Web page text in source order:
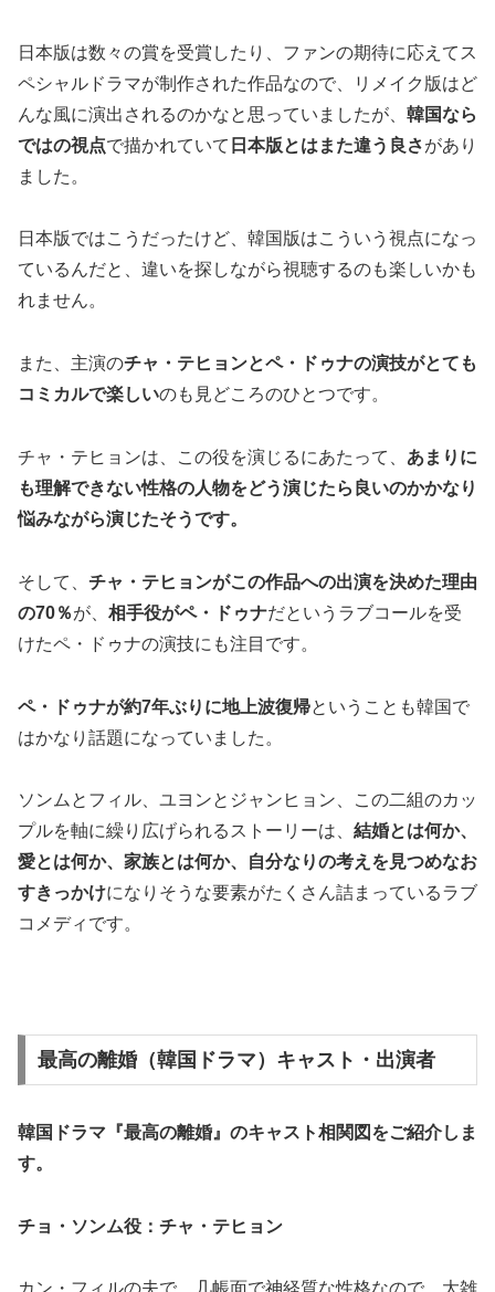
日本版は数々の賞を受賞したり、ファンの期待に応えてス
ペシャルドラマが制作された作品なので、リメイク版はど
んな風に演出されるのかなと思っていましたが、 韓国なら
ではの視点で描かれていて 日本版とはまた違う良さがあり
ました。
日本版ではこうだったけど、韓国版はこういう視点になっ
ているんだと、違いを探しながら視聴するのも楽しいかも
れません。
また、主演のチャ・テヒョンとペ・ドゥナの演技がとても
コミカルで楽しいのも見どころのひとつです。
チャ・テヒョンは、この役を演じるにあたって、 あまりに
も理解できない性格の人物をどう演じたら良いのかかなり
悩みながら演じたそうです。
そして、 チャ・テヒョンがこの作品への出演を決めた理由
の70％が、 相手役がペ・ドゥナだというラブコールを受
けたペ・ドゥナの演技にも注目です。
ペ・ドゥナが約7年ぶりに地上波復帰ということも韓国で
はかなり話題になっていました。
ソンムとフィル、ユヨンとジャンヒョン、この二組のカッ
プルを軸に繰り広げられるストーリーは、 結婚とは何か、
愛とは何か、家族とは何か、自分なりの考えを見つめなお
すきっかけになりそうな要素がたくさん詰まっているラブ
コメディです。
最高の離婚（韓国ドラマ）キャスト・出演者
韓国ドラマ『最高の離婚』のキャスト相関図 をご紹介しま
す。
チョ・ソンム役：チャ・テヒョン